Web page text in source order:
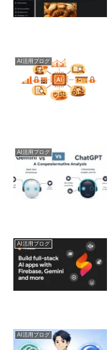
AI活用ブログ
AI活用ブログ
AI活用ブログ
AI活用ブログ